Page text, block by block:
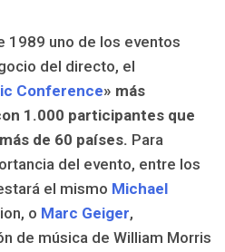
1989 uno de los eventos
del directo, el
Conference» más
1.000 participantes que
de 60 países. Para
del evento, entre los
el mismo Michael
o Marc Geiger,
de música de William Morris